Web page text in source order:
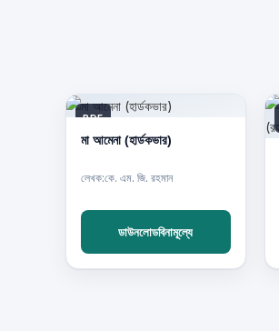
PDF
মা আমেনা (হার্ডকভার)
লেখক:কে. এম. জি. রহমান
ডাউনলোডবিনামূল্যে